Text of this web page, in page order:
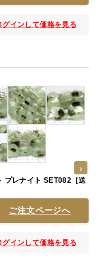
グインして価格を見る
プレナイト SET082［送
ご注文ページへ
グインして価格を見る